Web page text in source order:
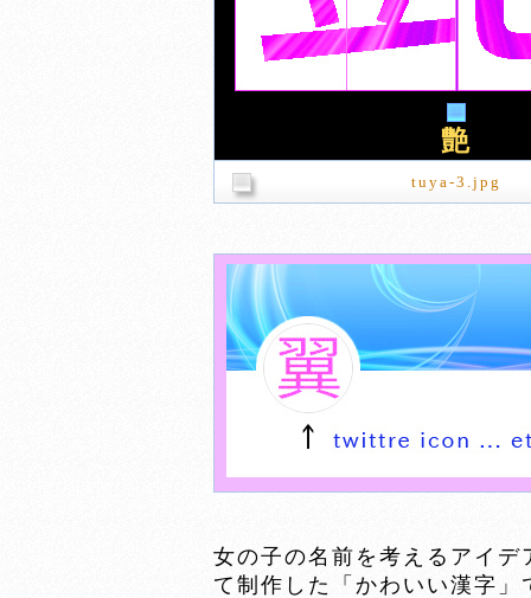
艶
tuya-3.jpg
女の子の名前を考えるアイ
て制作した「かわいい漢字